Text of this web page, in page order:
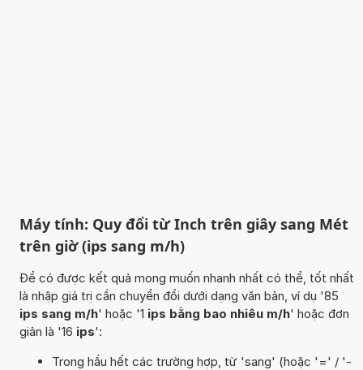
Máy tính: Quy đổi từ Inch trên giây sang Mét
trên giờ (ips sang m/h)
Để có được kết quả mong muốn nhanh nhất có thể, tốt nhất
là nhập giá trị cần chuyển đổi dưới dạng văn bản, ví dụ '85
ips sang m/h' hoặc '1 ips bằng bao nhiêu m/h' hoặc đơn
giản là '16 ips':
Trong hầu hết các trường hợp, từ 'sang' (hoặc '=' / '-